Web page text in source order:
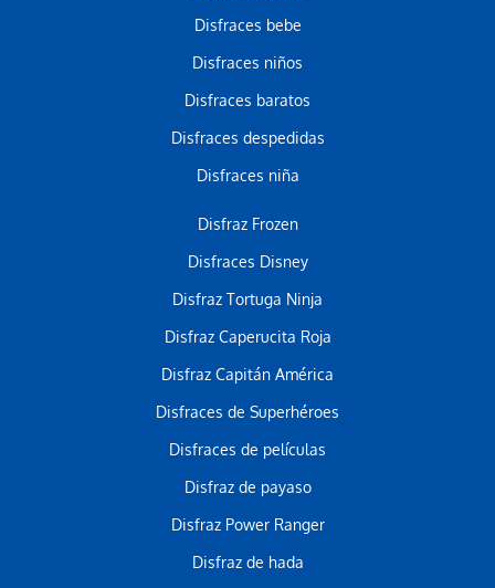
Disfraces bebe
Disfraces niños
Disfraces baratos
Disfraces despedidas
Disfraces niña
Disfraz Frozen
Disfraces Disney
Disfraz Tortuga Ninja
Disfraz Caperucita Roja
Disfraz Capitán América
Disfraces de Superhéroes
Disfraces de películas
Disfraz de payaso
Disfraz Power Ranger
Disfraz de hada